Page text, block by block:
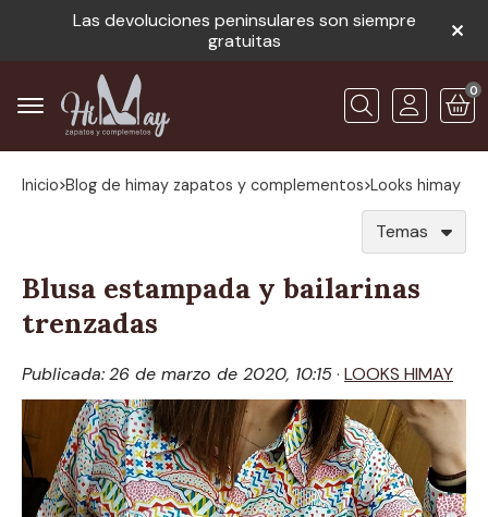
Las devoluciones peninsulares son siempre
gratuitas
Buscar
0
Inicio blog de himay zapatos y complementos looks himay
Temas
Blusa estampada y bailarinas
trenzadas
Publicada:26 de marzo de 2020, 10:15· LOOKS HIMAY